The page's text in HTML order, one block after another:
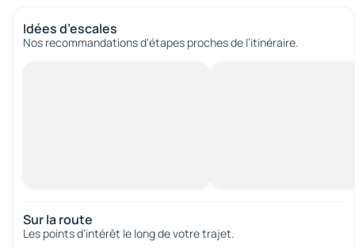
Idées d’escales
Nos recommandations d'étapes proches de l’itinéraire.
Sur la route
Les points d’intérêt le long de votre trajet.